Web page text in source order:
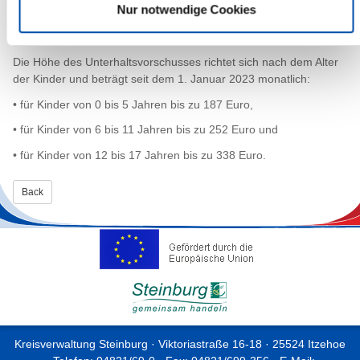
Nur notwendige Cookies
nach dem Zweiten Buch Sozialgesetzbuch (SGB II) angewiesen
sind oder dass der alleinerziehende Elternteil im SGB-II-Bezug
mindestens 600 Euro brutto verdient.
Die Höhe des Unterhaltsvorschusses richtet sich nach dem Alter
der Kinder und beträgt seit dem 1. Januar 2023 monatlich:
• für Kinder von 0 bis 5 Jahren bis zu 187 Euro,
• für Kinder von 6 bis 11 Jahren bis zu 252 Euro und
• für Kinder von 12 bis 17 Jahren bis zu 338 Euro.
Back
Kreisverwaltung Steinburg · Viktoriastraße 16-18 · 25524 Itzehoe